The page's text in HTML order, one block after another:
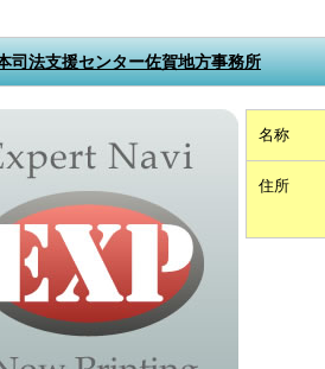
司法支援センター佐賀地方事務所
名称
住所